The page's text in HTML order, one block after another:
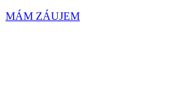
MÁM ZÁUJEM